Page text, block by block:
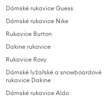
Dámské rukavice Guess
Dámské rukavice Nike
Rukavice Burton
Dakine rukavice
Rukavice Roxy
Dámské lyžařské a snowboardové
rukavice Dakine
Dámské rukavice Aldo